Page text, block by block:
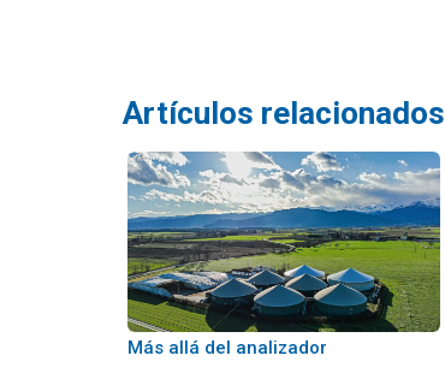
Artículos relacionados
Más allá del analizador